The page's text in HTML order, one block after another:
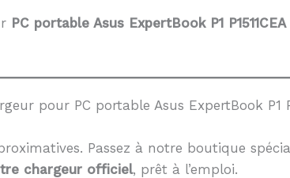
PC portable Asus ExpertBook P1 P1511CEA
pour PC portable Asus ExpertBook P1
Passez à notre boutique
chargeur officiel, prêt à l’emploi.